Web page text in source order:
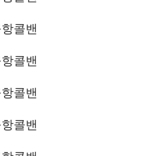
콜밴
콜밴
콜밴
콜밴